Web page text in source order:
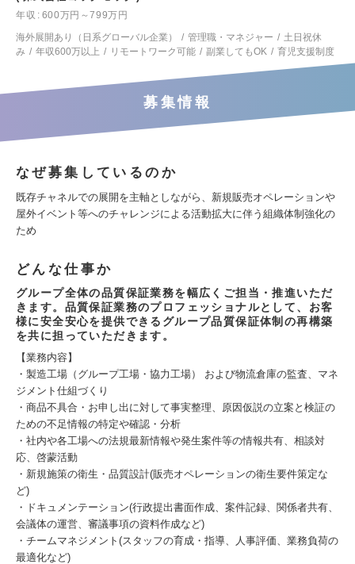
年収
600万円～799万円
海外展開あり（日系グローバル企業）
管理職・マネジャー
土日祝休
み
年収600万以上 リモートワーク可能 副業してもOK 育児支援制度
募集情報
なぜ募集しているのか
既存チャネルでの展開を主軸としながら、新規販売オペレーションや
屋外イベント等へのチャレンジによる活動拡大に伴う組織体制強化の
ため
どんな仕事か
グループ全体の品質保証業務を幅広くご担当・推進いただ
きます。品質保証業務のプロフェッショナルとして、お客
様に安全安心を提供できるグループ品質保証体制の再構築
を共に担っていただきます。
【業務内容】
・製造工場（グループ工場・協力工場） および物流倉庫の監査、マネ
ジメント仕組づくり
・商品不具合・お申し出に対して事実整理、原因仮説の立案と検証の
ための不足情報の特定や確認・分析
・社内や各工場への法規最新情報や発生案件等の情報共有、相談対
応、啓蒙活動
・新規施策の衛生・品質設計(販売オペレーションの衛生要件策定な
ど)
・ドキュメンテーション(行政提出書面作成、案件記録、関係者共有、
会議体の運営、審議事項の資料作成など)
・チームマネジメント(スタッフの育成・指導、人事評価、業務負荷の
最適化など)